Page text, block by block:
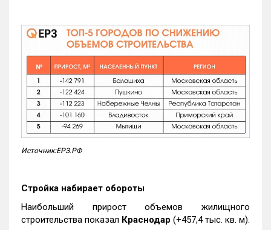
Источник:ЕРЗ.РФ
Стройка набирает обороты
Наибольший прирост объемов жилищного
строительства показал Краснодар (+457,4 тыс. кв. м).